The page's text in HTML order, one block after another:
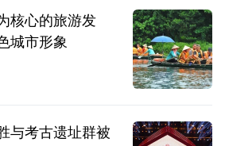
核心的旅游发
城市形象
与考古遗址群被